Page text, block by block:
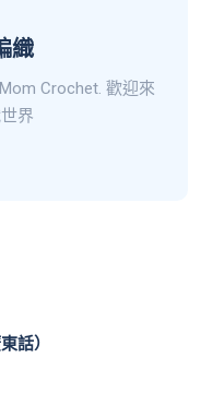
織
Crochet. 歡迎來
界
話）